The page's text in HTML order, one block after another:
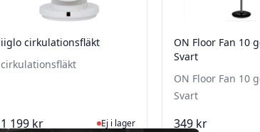
iiglo cirkulationsfläkt
cirkulationsfläkt
1 199 kr Ej i lager, besök produktsidan för
Ej i lager
ON Floor Fan 10
Svart
ON Floor Fan 10
Svart
349 kr